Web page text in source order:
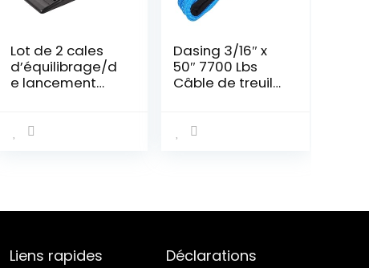
Lot de 2 cales
d’équilibrage/d
e lancement
7,5 cm Pour
Dasing 3/16″ x
50″ 7700 Lbs
Câble de treuil
protection pour
Liens rapides Déclarations